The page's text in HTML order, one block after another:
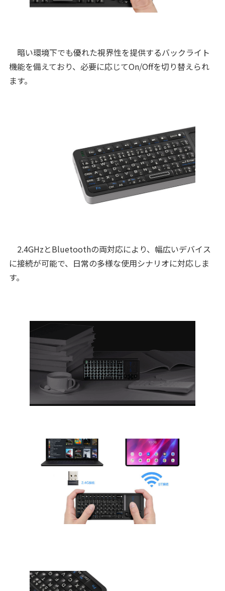
暗い環境下でも優れた視界性を提供するバックライト
機能を備えており、必要に応じてOn/Offを切り替えられ
ます。
2.4GHzとBluetoothの両対応により、幅広いデバイス
に接続が可能で、日常の多様な使用シナリオに対応しま
す。